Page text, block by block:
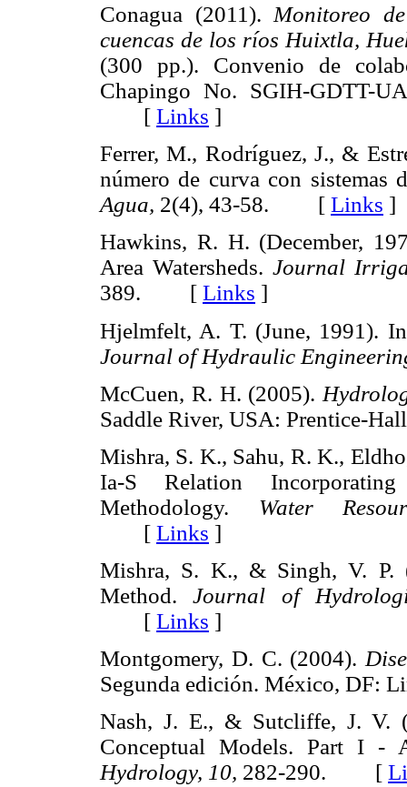
Conagua (2011). Monitoreo
cuencas de los ríos Huixtla,
(300 pp.). Convenio de
Chapingo No. SGIH-GDTT-
[ Links ]
Ferrer, M., Rodríguez, J., &
número de curva con sistemas
Agua, 2(4), 43-58. [ Links ]
Hawkins, R. H. (December,
Area Watersheds. Journal
389. [ Links ]
Hjelmfelt, A. T. (June, 1991).
Journal of Hydraulic
McCuen, R. H. (2005).
Saddle River, USA:
Mishra, S. K., Sahu, R. K.,
Ia-S Relation
Methodology. Water
[ Links ]
Mishra, S. K., & Singh, V. P.
Method.Journal of
[ Links ]
Montgomery, D. C. (2004).
Segunda edición. México,
Nash, J. E., & Sutcliffe, J. V.
Conceptual Models. Part I -
Hydrology, 10, 282-290. [